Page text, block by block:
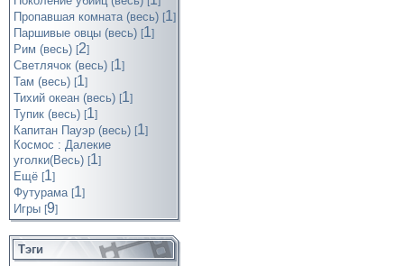
Пропавшая комната (весь) [1]
Паршивые овцы (весь) [1]
Рим (весь) [2]
Светлячок (весь) [1]
Там (весь) [1]
Тихий океан (весь) [1]
Тупик (весь) [1]
Капитан Пауэр (весь) [1]
Космос : Далекие
уголки(Весь) [1]
Ещё [1]
Футурама [1]
Игры [9]
Тэги